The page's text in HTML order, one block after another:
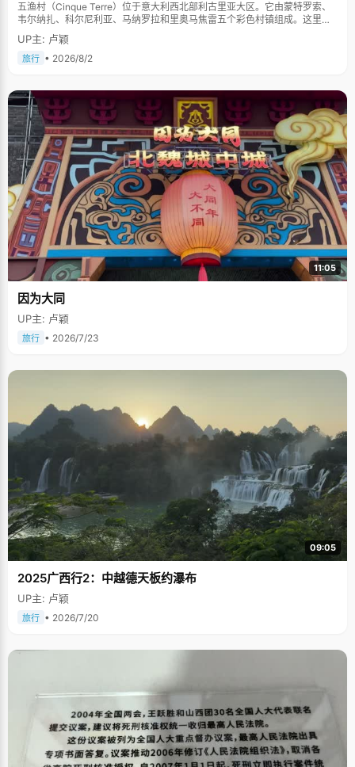
五渔村（Cinque Terre）位于意大利西北部利古里亚大区。它由蒙特罗索、
韦尔纳扎、科尔尼利亚、马纳罗拉和里奥马焦雷五个彩色村镇组成。这里依
山傍海，房屋色彩斑斓，1997年被列为世界文化遗产。
UP主: 卢颖
旅行 • 2026/8/2
11:05
因为大同
UP主: 卢颖
旅行 • 2026/7/23
09:05
2025广西行2：中越德天板约瀑布
UP主: 卢颖
旅行 • 2026/7/20